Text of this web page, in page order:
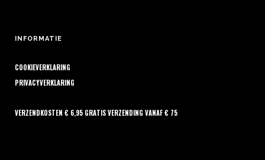
INFORMATIE
COOKIEVERKLARING
PRIVACYVERKLARING
VERZENDKOSTEN € 6,95 GRATIS VERZENDING VANAF € 75